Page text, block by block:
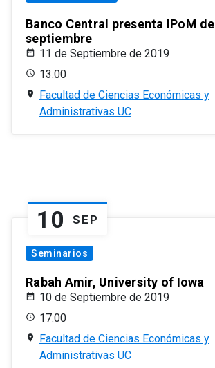
Banco Central presenta IPoM de
septiembre
11 de Septiembre de 2019
13:00
Facultad de Ciencias Económicas y
Administrativas UC
10 SEP
Seminarios
Rabah Amir, University of Iowa
10 de Septiembre de 2019
17:00
Facultad de Ciencias Económicas y
Administrativas UC